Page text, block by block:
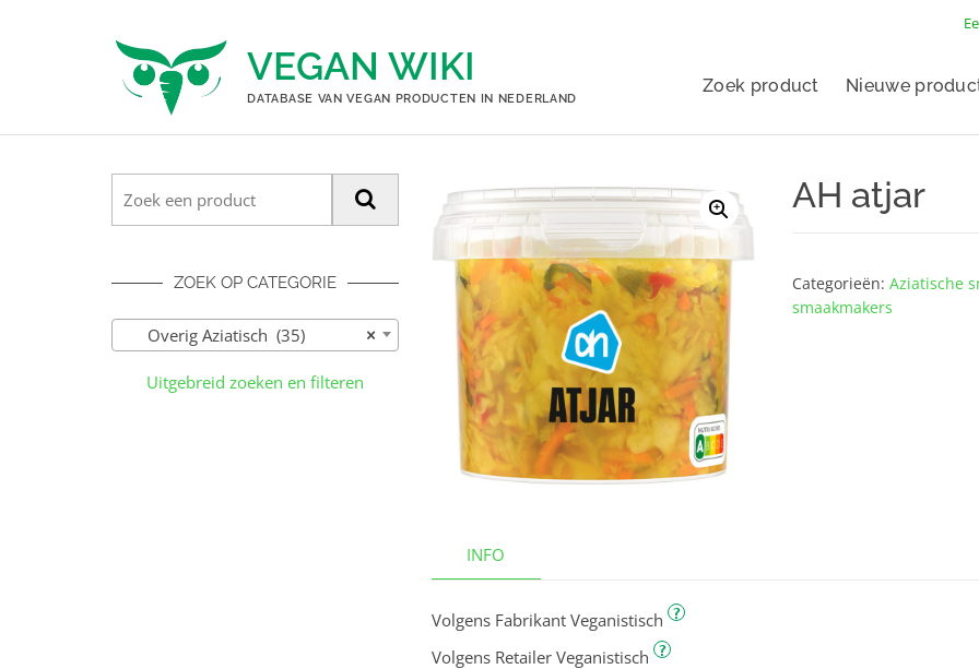
VEGAN WIKI
DATABASE VAN VEGAN PRODUCTEN IN NEDERLAND
Zoek product Nieuwe
AH atjar
Categorieën:Aziatische
smaakmakers
INFO
Volgens Fabrikant Veganistisch ?
Volgens Retailer Veganistisch ?
ZOEK OP CATEGORIE
×
Overig Aziatisch (35)
Uitgebreid zoeken en filteren